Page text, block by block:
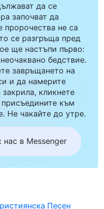
да се
започват да
пророчества не са
се разгръща пред
ще настъпи първо:
бедствие.
завръщането на
и да намерите
кликнете
към
Не чакайте до утре.
в Messenger
Песен